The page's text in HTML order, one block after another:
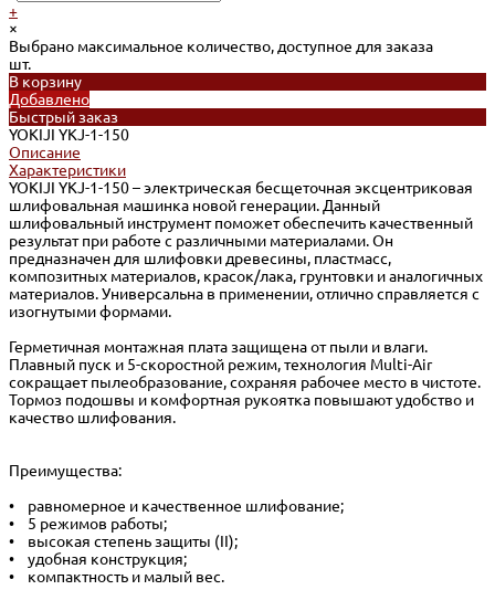
+
×
Выбрано максимальное количество, доступное для заказа
шт.
В корзину
Добавлено
Быстрый заказ
YOKIJI YKJ-1-150
Описание
Характеристики
YOKIJI YKJ-1-150 – электрическая бесщеточная эксцентриковая
шлифовальная машинка новой генерации. Данный
шлифовальный инструмент поможет обеспечить качественный
результат при работе с различными материалами. Он
предназначен для шлифовки древесины, пластмасс,
композитных материалов, красок/лака, грунтовки и аналогичных
материалов. Универсальна в применении, отлично справляется с
изогнутыми формами.
Герметичная монтажная плата защищена от пыли и влаги.
Плавный пуск и 5-скоростной режим, технология Multi-Air
сокращает пылеобразование, сохраняя рабочее место в чистоте.
Тормоз подошвы и комфортная рукоятка повышают удобство и
качество шлифования.
Преимущества:
• равномерное и качественное шлифование;
• 5 режимов работы;
• высокая степень защиты (II);
• удобная конструкция;
• компактность и малый вес.